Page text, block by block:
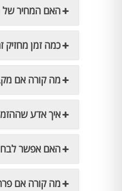
האם המחיר של
כמה זמן מחזיק
מה קורה אם
איך אדע
האם אפשר
מה קורה אם